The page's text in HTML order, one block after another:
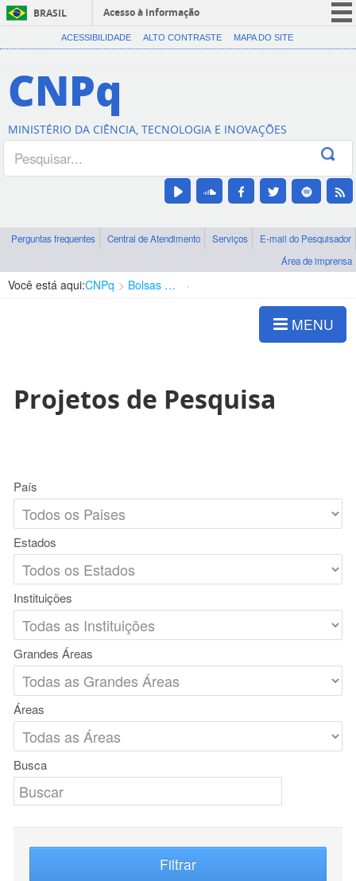
BRASIL
Acesso à informação
CORONAVÍRUS (COVID-19)
Canais
ACESSIBILIDADE ALTO CONTRASTE MAPA DO SITE
CNPq
MINISTÉRIO DA CIÊNCIA, TECNOLOGIA E INOVAÇÕES
Perguntas frequentes Central de Atendimento Serviços
E-mail do Pesquisador
Área de imprensa
Você está aqui:CNPq Bolsas e Auxílios Vigentes
MENU
Projetos de Pesquisa
País
Estados
Instituições
Grandes Áreas
Áreas
Busca
Filtrar